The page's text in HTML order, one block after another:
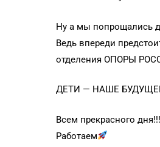
Ну а мы попрощались
Ведь впереди
отделения ОПОРЫ
ДЕТИ — НАШЕ
Всем прекрасного дня!!!
Работаем